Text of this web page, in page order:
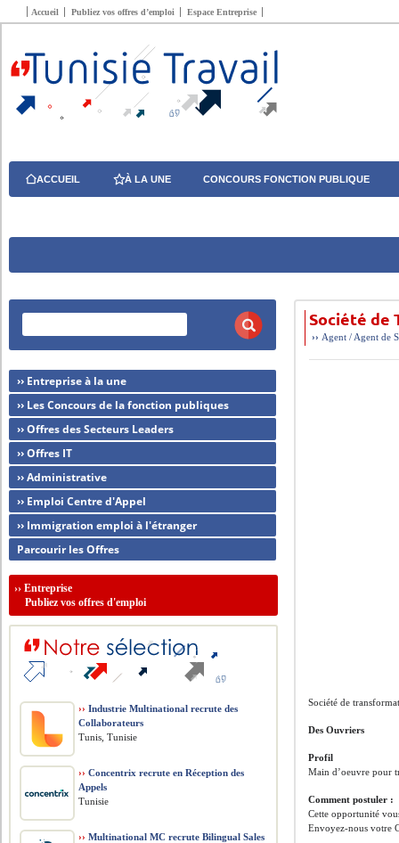
Accueil Publiez vos offres d’emploi Espace Entreprise
ACCUEIL À LA UNE CONCOURS FONCTION PUBLIQUE
Société de
›› Agent / Agent de
Société de
Des Ouvriers
Profil
Main d’oeuvre pour
Comment postuler :
Cette opportunité
Envoyez-nous votre
›› Entreprise à la une
›› Les Concours de la fonction publiques
›› Offres des Secteurs Leaders
›› Offres IT
›› Administrative
›› Emploi Centre d'Appel
›› Immigration emploi à l'étranger
Parcourir les Offres
››Entreprise
Publiez vos offres d'emploi
›› Industrie Multinational recrute des
Collaborateurs
Tunis, Tunisie
›› Concentrix recrute en Réception des
Appels
Tunisie
›› Multinational MC recrute Bilingual Sales